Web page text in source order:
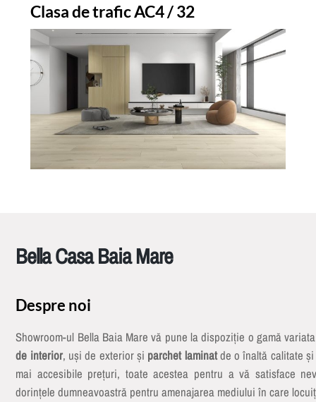
Clasa de trafic AC4 / 32
Bella Casa Baia Mare
Despre noi
Showroom-ul Bella Baia Mare vă pune la dispoziție o gamă
de interior, uși de exterior și parchet laminatde o înaltă calitate și
mai accesibile prețuri, toate acestea pentru a vă satisface
dorințele dumneavoastră pentru amenajarea mediului în care